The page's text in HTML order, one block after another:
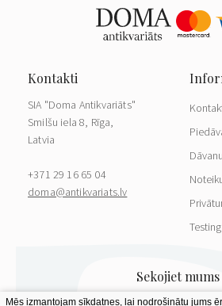
SIA "Doma Antikvariāts"
Smilšu iela 8, Rīga,
Latvia
+371 29 16 65 04
doma@antikvariats.lv
Mēs izmantojam sīkdatnes, lai nodrošinātu jums